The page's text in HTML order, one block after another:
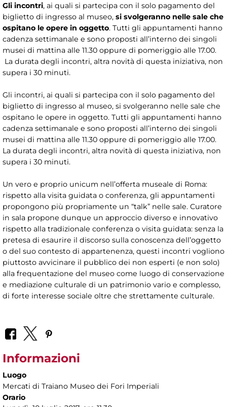
Gli incontri, ai quali si partecipa con il solo pagamento del
biglietto di ingresso al museo, si svolgeranno nelle sale che
ospitano le opere in oggetto. Tutti gli appuntamenti hanno
cadenza settimanale e sono proposti all’interno dei singoli
musei di mattina alle 11.30 oppure di pomeriggio alle 17.00.
La durata degli incontri, altra novità di questa iniziativa, non
supera i 30 minuti.
Gli incontri, ai quali si partecipa con il solo pagamento del
biglietto di ingresso al museo, si svolgeranno nelle sale che
ospitano le opere in oggetto. Tutti gli appuntamenti hanno
cadenza settimanale e sono proposti all’interno dei singoli
musei di mattina alle 11.30 oppure di pomeriggio alle 17.00.
La durata degli incontri, altra novità di questa iniziativa, non
supera i 30 minuti.
Un vero e proprio unicum nell’offerta museale di Roma:
rispetto alla visita guidata o conferenza, gli appuntamenti
propongono più propriamente un “talk” nelle sale. Curatore
in sala propone dunque un approccio diverso e innovativo
rispetto alla tradizionale conferenza o visita guidata: senza la
pretesa di esaurire il discorso sulla conoscenza dell’oggetto
o del suo contesto di appartenenza, questi incontri vogliono
piuttosto avvicinare il pubblico dei non esperti (e non solo)
alla frequentazione del museo come luogo di conservazione
e mediazione culturale di un patrimonio vario e complesso,
di forte interesse sociale oltre che strettamente culturale.
Informazioni
Luogo
Mercati di Traiano Museo dei Fori Imperiali
Orario